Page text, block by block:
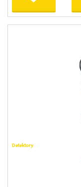
Detektory